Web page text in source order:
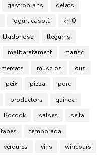
gastroplans
gelats
iogurt casolà
km0
Lladonosa
llegums
malbaratament
marisc
mercats musclos
ous
peix pizza
porc
productors
quinoa
Rocook salses
seità
tapes
temporada
verdures vins winebars